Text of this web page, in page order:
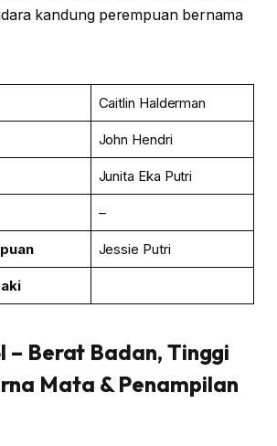
kandung perempuan bernama
Caitlin Halderman
John Hendri
Junita Eka Putri
–
Jessie Putri
– Berat Badan, Tinggi
Mata & Penampilan